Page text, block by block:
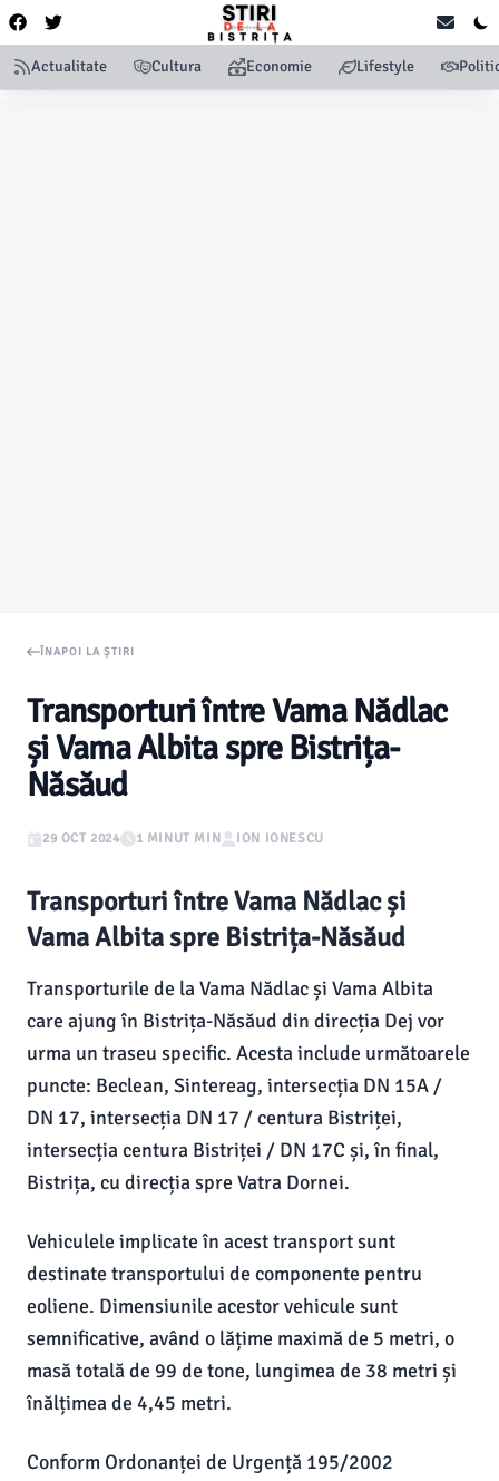
Actualitate Cultura Economie Lifestyle
ÎNAPOI LA ȘTIRI
Transporturi între Vama Nădlac
și Vama Albita spre Bistrița-
Năsăud
29 OCT 2024 1 MINUT MIN ION IONESCU
Transporturi între Vama Nădlac și
Vama Albita spre Bistrița-Năsăud
Transporturile de la Vama Nădlac și Vama Albita
care ajung în Bistrița-Năsăud din direcția Dej vor
urma un traseu specific. Acesta include următoarele
puncte: Beclean, Sintereag, intersecția DN 15A /
DN 17, intersecția DN 17 / centura Bistriței,
intersecția centura Bistriței / DN 17C și, în final,
Bistrița, cu direcția spre Vatra Dornei.
Vehiculele implicate în acest transport sunt
destinate transportului de componente pentru
eoliene. Dimensiunile acestor vehicule sunt
semnificative, având o lățime maximă de 5 metri, o
masă totală de 99 de tone, lungimea de 38 metri și
înălțimea de 4,45 metri.
Conform Ordonanței de Urgență 195/2002